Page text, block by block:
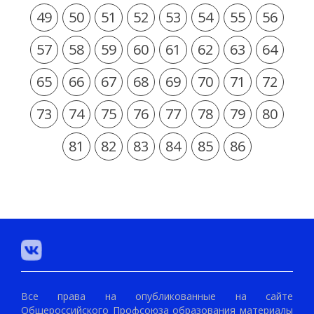
49 50 51 52 53 54 55
56
57
58 59 60 61 62 63
64
65
66 67 68 69 70 71
72
73
74 75 76 77 78 79
80
81
82 83 84 85 86
Все права на опубликованные на сайте
Общероссийского Профсоюза образования материалы